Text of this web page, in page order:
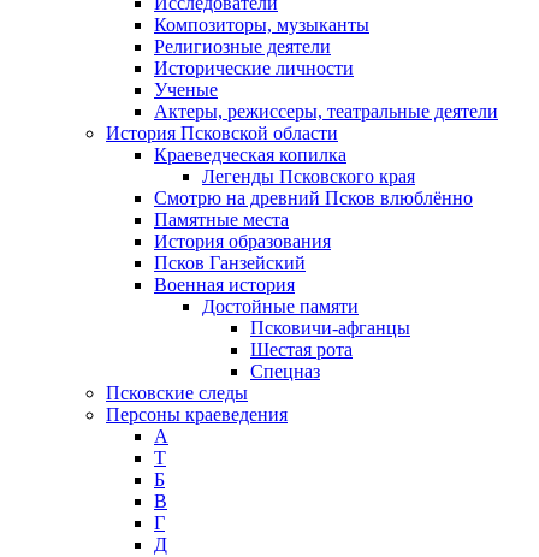
Композиторы, музыканты
Религиозные деятели
Исторические личности
Ученые
Актеры, режиссеры, театральные деятели
История Псковской области
Краеведческая копилка
Легенды Псковского края
Смотрю на древний Псков влюблённо
Памятные места
История образования
Псков Ганзейский
Военная история
Достойные памяти
Псковичи-афганцы
Шестая рота
Спецназ
Псковские следы
Персоны краеведения
А
T
Б
В
Г
Д